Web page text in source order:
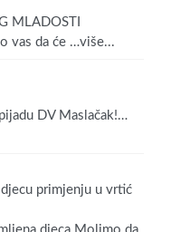
MLADOSTI
vas da će …više...
DV Maslačak!…
primjenju u vrtić
djeca Molimo da,